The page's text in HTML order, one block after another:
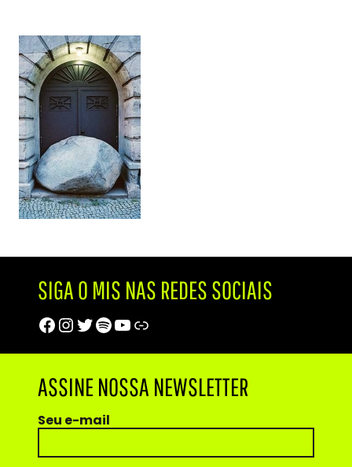
SIGA O MIS NAS REDES SOCIAIS
Facebook
Instagram
Twitter
Spotify
Youtube
Trip Advisor
ASSINE NOSSA NEWSLETTER
Seu e-mail